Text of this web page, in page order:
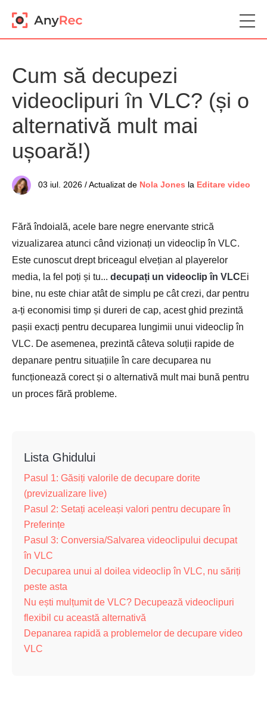
Cum să decupezi
videoclipuri în VLC? (și o
alternativă mult mai
ușoară!)
03 iul. 2026 / Actualizat de Nola Jones la Editare video
Fără îndoială, acele bare negre enervante strică
vizualizarea atunci când vizionați un videoclip în VLC.
Este cunoscut drept briceagul elvețian al playerelor
media, la fel poți și tu... decupați un videoclip în VLCEi
bine, nu este chiar atât de simplu pe cât crezi, dar pentru
a-ți economisi timp și dureri de cap, acest ghid prezintă
pașii exacți pentru decuparea lungimii unui videoclip în
VLC. De asemenea, prezintă câteva soluții rapide de
depanare pentru situațiile în care decuparea nu
funcționează corect și o alternativă mult mai bună pentru
un proces fără probleme.
Lista Ghidului
Pasul 1: Găsiți valorile de decupare dorite
(previzualizare live)
Pasul 2: Setați aceleași valori pentru decupare în
Preferințe
Pasul 3: Conversia/Salvarea videoclipului decupat
în VLC
Decuparea unui al doilea videoclip în VLC, nu săriți
peste asta
Nu ești mulțumit de VLC? Decupează videoclipuri
flexibil cu această alternativă
Depanarea rapidă a problemelor de decupare video
VLC